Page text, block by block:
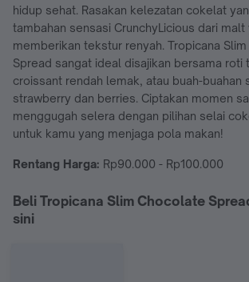
hidup sehat. Rasakan kelezatan cokelat
tambahan sensasi CrunchyLicious dari malt
memberikan tekstur renyah. Tropicana
Spread sangat ideal disajikan bersama roti
croissant rendah lemak, atau buah-buahan
strawberry dan berries. Ciptakan momen
menggugah selera dengan pilihan selai
untuk kamu yang menjaga pola makan!
Rentang Harga: Rp90.000 - Rp100.000
Beli Tropicana Slim Chocolate
sini